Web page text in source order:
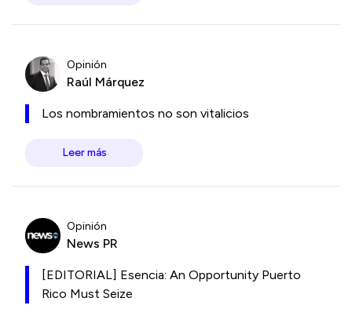
Opinión
Raúl Márquez
Los nombramientos no son vitalicios
Leer más
Opinión
News PR
[EDITORIAL] Esencia: An Opportunity Puerto
Rico Must Seize